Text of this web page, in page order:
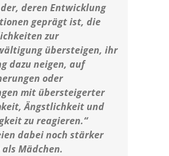
deren Entwicklung
geprägt ist, die
zur
übersteigen, ihr
dazu neigen, auf
oder
mit übersteigerter
Ängstlichkeit und
zu reagieren.“
dabei noch stärker
Mädchen.